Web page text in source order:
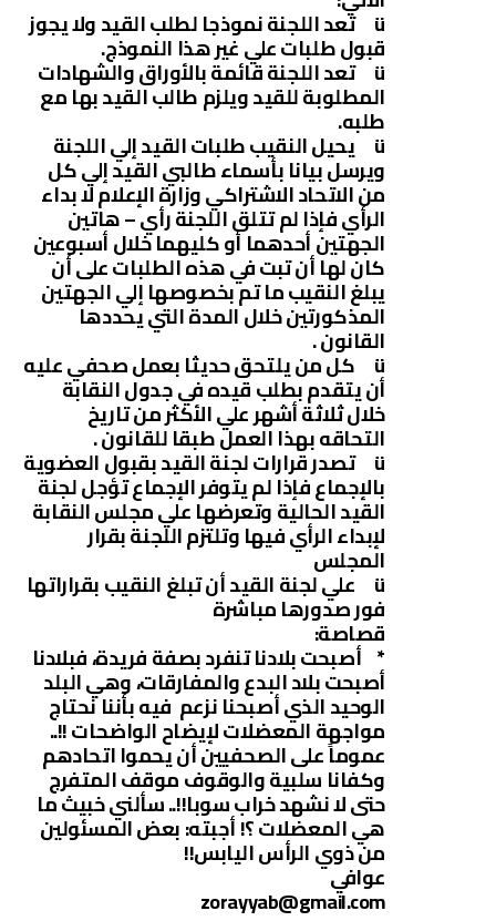
ü تعد اللجنة نموذجا لطلب القيد ولا يجوز
قبول طلبات علي غير هذا النموذج.
ü تعد اللجنة قائمة بالأوراق والشهادات
المطلوبة للقيد ويلزم طالب القيد بها مع
طلبه.
ü يحيل النقيب طلبات القيد إلي اللجنة
ويرسل بيانا بأسماء طالبي القيد إلي كل
من الاتحاد الاشتراكي وزارة الإعلام لا بداء
الرأي فإذا لم تتلق اللجنة رأي – هاتين
الجهتين أحدهما أو كليهما خلال أسبوعين
كان لها أن تبت في هذه الطلبات على أن
يبلغ النقيب ما تم بخصوصها إلي الجهتين
المذكورتين خلال المدة التي يحددها
القانون .
ü كل من يلتحق حديثا بعمل صحفي عليه
أن يتقدم بطلب قيده في جدول النقابة
خلال ثلاثة أشهر علي الأكثر من تاريخ
التحاقه بهذا العمل طبقا للقانون .
ü تصدر قرارات لجنة القيد بقبول العضوية
بالإجماع فإذا لم يتوفر الإجماع تؤجل لجنة
القيد الحالية وتعرضها علي مجلس النقابة
لإبداء الرأي فيها وتلتزم اللجنة بقرار
المجلس
ü علي لجنة القيد أن تبلغ النقيب بقراراتها
فور صدورها مباشرة
قصاصة:
* أصبحت بلادنا تنفرد بصفة فريدة، فبلادنا
أصبحت بلاد البدع والمفارقات، وهي البلد
الوحيد الذي أصبحنا نزعم فيه بأننا نحتاج
مواجهة المعضلات لإيضاح الواضحات !!..
عموماً على الصحفيين أن يحموا اتحادهم
وكفانا سلبية والوقوف موقف المتفرج
حتى لا نشهد خراب سوبا!!.. سألني خبيث ما
هي المعضلات ؟! أجبته: بعض المسئولين
من ذوي الرأس اليابس!!
عوافي
zorayyab@gmail.com